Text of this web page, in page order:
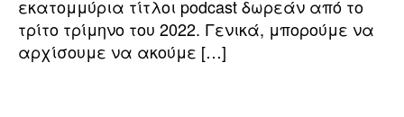
r
εκατομμύρια τίτλοι podcast δωρεάν από το
τρίτο τρίμηνο του 2022. Γενικά, μπορούμε να
αρχίσουμε να ακούμε […]